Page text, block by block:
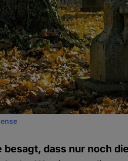
besagt, dass nur noch